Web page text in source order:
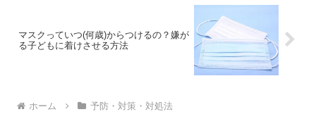
マスクっていつ(何歳)からつけるの？嫌が
る子どもに着けさせる方法
ホーム 予防・対策・対処法